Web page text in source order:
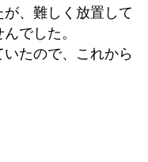
、難しく放置して
でした。
たので、これから